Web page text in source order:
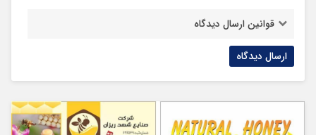
قوانین ارسال دیدگاه